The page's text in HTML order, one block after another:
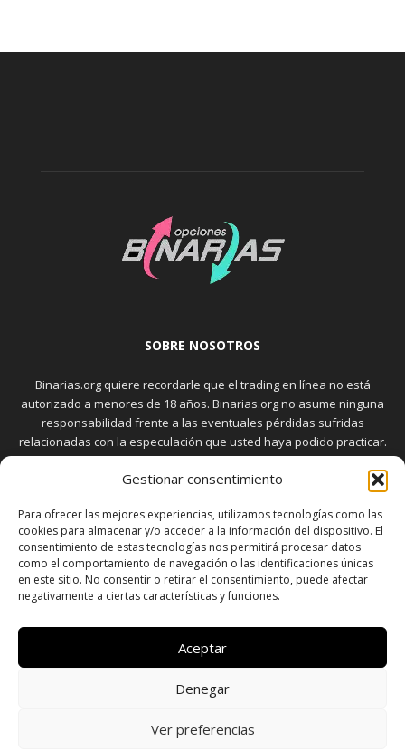
Gestionar consentimiento
Para ofrecer las mejores experiencias, utilizamos tecnologías como las
cookies para almacenar y/o acceder a la información del dispositivo. El
consentimiento de estas tecnologías nos permitirá procesar datos
como el comportamiento de navegación o las identificaciones únicas
en este sitio. No consentir o retirar el consentimiento, puede afectar
negativamente a ciertas características y funciones.
Aceptar
Denegar
Ver preferencias
SOBRE NOSOTROS
Binarias.org quiere recordarle que el trading en línea no está
autorizado a menores de 18 años. Binarias.org no asume ninguna
responsabilidad frente a las eventuales pérdidas sufridas
relacionadas con la especulación que usted haya podido practicar.
El trading en el mercado de opciones binarias implica riesgos
elevados. Usted debe conocer y aceptar estos riesgos, que
transacciones bursátiles.
SÍGUENOS
SITEMAP POLÍTICA DE COOKIES (UE)